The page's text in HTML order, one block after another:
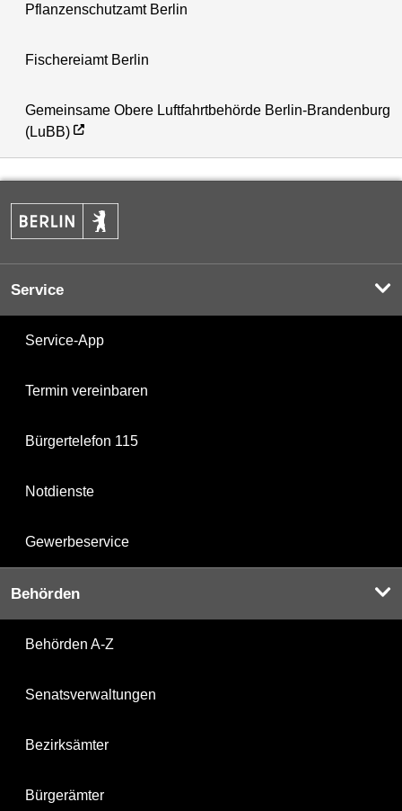
Pflanzenschutzamt Berlin
Fischereiamt Berlin
Gemeinsame Obere Luftfahrtbehörde Berlin-Brandenburg
(LuBB)
Service
Service-App
Termin vereinbaren
Bürgertelefon 115
Notdienste
Gewerbeservice
Behörden
Behörden A-Z
Senatsverwaltungen
Bezirksämter
Bürgerämter